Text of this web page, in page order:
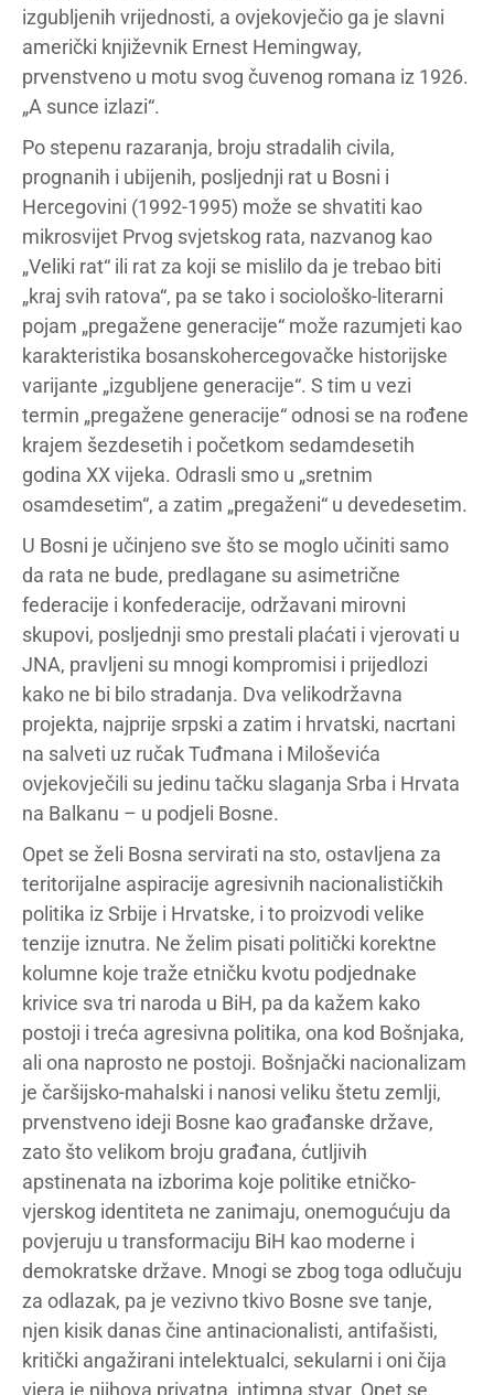
izgubljenih vrijednosti, a ovjekovječio ga je slavni
američki književnik Ernest Hemingway,
prvenstveno u motu svog čuvenog romana iz 1926.
„A sunce izlazi“.
Po stepenu razaranja, broju stradalih civila,
prognanih i ubijenih, posljednji rat u Bosni i
Hercegovini (1992-1995) može se shvatiti kao
mikrosvijet Prvog svjetskog rata, nazvanog kao
„Veliki rat“ ili rat za koji se mislilo da je trebao biti
„kraj svih ratova“, pa se tako i sociološko-literarni
pojam „pregažene generacije“ može razumjeti kao
karakteristika bosanskohercegovačke historijske
varijante „izgubljene generacije“. S tim u vezi
termin „pregažene generacije“ odnosi se na rođene
krajem šezdesetih i početkom sedamdesetih
godina XX vijeka. Odrasli smo u „sretnim
osamdesetim“, a zatim „pregaženi“ u devedesetim.
U Bosni je učinjeno sve što se moglo učiniti samo
da rata ne bude, predlagane su asimetrične
federacije i konfederacije, održavani mirovni
skupovi, posljednji smo prestali plaćati i vjerovati u
JNA, pravljeni su mnogi kompromisi i prijedlozi
kako ne bi bilo stradanja. Dva velikodržavna
projekta, najprije srpski a zatim i hrvatski, nacrtani
na salveti uz ručak Tuđmana i Miloševića
ovjekovječili su jedinu tačku slaganja Srba i Hrvata
na Balkanu – u podjeli Bosne.
Opet se želi Bosna servirati na sto, ostavljena za
teritorijalne aspiracije agresivnih nacionalističkih
politika iz Srbije i Hrvatske, i to proizvodi velike
tenzije iznutra. Ne želim pisati politički korektne
kolumne koje traže etničku kvotu podjednake
krivice sva tri naroda u BiH, pa da kažem kako
postoji i treća agresivna politika, ona kod Bošnjaka,
ali ona naprosto ne postoji. Bošnjački nacionalizam
je čaršijsko-mahalski i nanosi veliku štetu zemlji,
prvenstveno ideji Bosne kao građanske države,
zato što velikom broju građana, ćutljivih
apstinenata na izborima koje politike etničko-
vjerskog identiteta ne zanimaju, onemogućuju da
povjeruju u transformaciju BiH kao moderne i
demokratske države. Mnogi se zbog toga odlučuju
za odlazak, pa je vezivno tkivo Bosne sve tanje,
njen kisik danas čine antinacionalisti, antifašisti,
kritički angažirani intelektualci, sekularni i oni čija
vjera je njihova privatna, intimna stvar. Opet se